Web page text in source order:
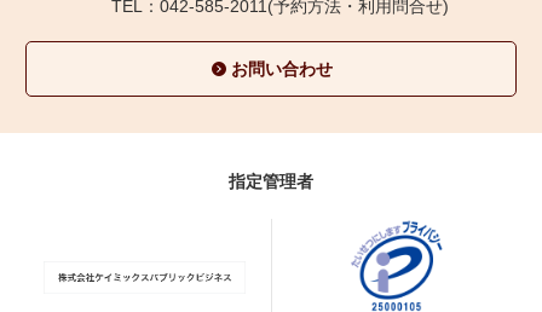
TEL：042-585-2011(予約方法・利用問合せ)
お問い合わせ
指定管理者